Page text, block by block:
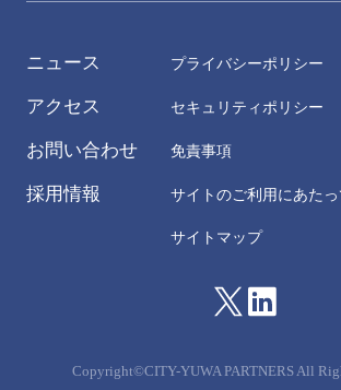
ニュース
アクセス
お問い合わせ
採用情報
プライバシーポリシー
セキュリティポリシー
免責事項
サイトのご利用にあたっ
サイトマップ
Copyright©CITY-YUWA PARTNERS All